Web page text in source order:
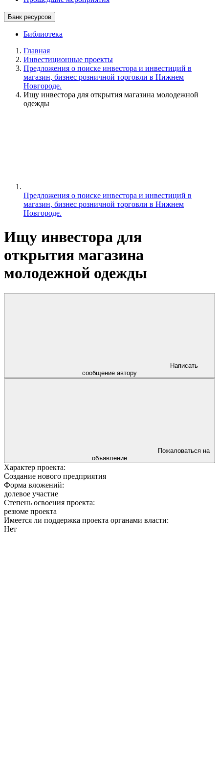
Банк ресурсов
Библиотека
Главная
Инвестиционные проекты
Предложения о поиске инвестора и инвестиций в
магазин, бизнес розничной торговли в Нижнем
Новгороде.
Ищу инвестора для открытия магазина молодежной
одежды
Предложения о поиске инвестора и инвестиций в
магазин, бизнес розничной торговли в Нижнем
Новгороде.
Ищу инвестора для
открытия магазина
молодежной одежды
сообщение автору
объявление
Характер проекта:
Создание нового предприятия
Форма вложений:
долевое участие
Степень освоения проекта:
резюме проекта
Имеется ли поддержка проекта органами власти:
Нет